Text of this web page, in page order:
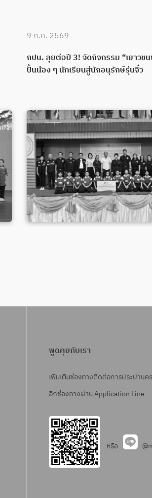
9 ก.ค. 2569
กปน. ลุยต่อปี 3! จัดกิจกรรม “เยาวช
ปั้นน้อง ๆ นักเรียนสู่นักอนุรักษ์รุ่นจิ๋ว
พูดคุยกับเรา
เพิ่มเติมช่องทางติดต่อการประปานค
อีกช่องทางผ่าน Application Line
หรือ